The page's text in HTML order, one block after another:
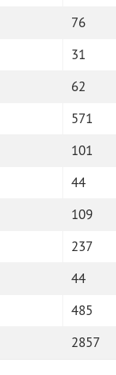
76
31
62
571
101
44
109
237
44
485
2857